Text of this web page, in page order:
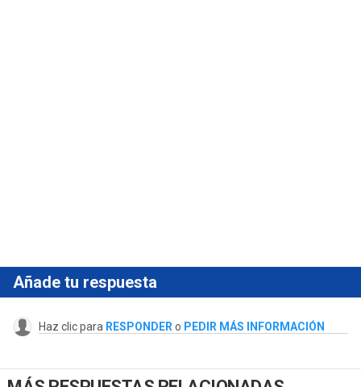
Añade tu respuesta
Haz clic para RESPONDER o PEDIR MÁS INFORMACIÓN